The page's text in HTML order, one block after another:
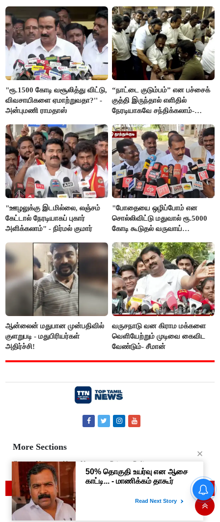
"ரூ.1500 கோடி வசூலித்து விட்டு,
விவசாயிகளை ஏமாற்றுவதா?'' -
அன்புமணி ராமதாஸ்
“நாட்டை குடும்பம்” என பச்சைக்
குத்தி இருந்தால் எளிதில்
நேரடியாகவே சந்திக்கலாம்-
"ஊழலுக்கு இடமில்லை, லஞ்சம்
கேட்டால் நேரடியாகப் புகார்
அளிக்கலாம்" - நிர்மல் குமார்
"போதையை ஒழிப்போம் என
சொல்லிவிட்டு மதுவால் ரூ.5000
கோடி கூடுதல் வருவாய்
மார்க்கண்டேயன்
ஆன்லைன் மதுபான முன்பதிவில்
குளறுபடி - மதுபிரியர்கள்
அதிர்ச்சி!
வருசநாடு வன கிராம மக்களை
வெளியேற்றும் முடிவை கைவிட
வேண்டும்- சீமான்
More Sections
Contact Us About Us Privacy Policy
© 2019 Top Tamil News